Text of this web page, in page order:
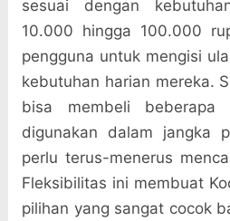
sesuai dengan
10.000 hingga 100.000
pengguna untuk mengisi
kebutuhan harian mereka.
bisa membeli beberapa
digunakan dalam jangka
perlu terus-menerus
Fleksibilitas ini membuat
pilihan yang sangat cocok